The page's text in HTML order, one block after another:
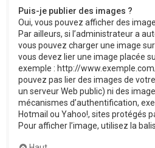
Puis-je publier des images ?
Oui, vous pouvez afficher des
Par ailleurs, si l’administrateur a
vous pouvez charger une image
vous devez lier une image placée
exemple : http://
pouvez pas lier des images de
un serveur Web public) ni des
mécanismes d’authentification,
Hotmail ou Yahoo!, sites protégés
Pour afficher l’image, utilisez la